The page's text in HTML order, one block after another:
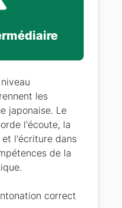
les
japonaise. Le
l'écoute, la
l'écriture dans
de la
correct